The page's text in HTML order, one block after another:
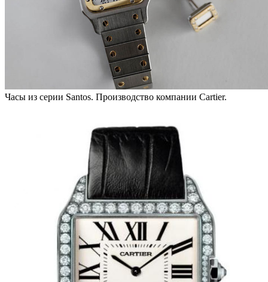
Часы из серии Santos. Производство компании Cartier.